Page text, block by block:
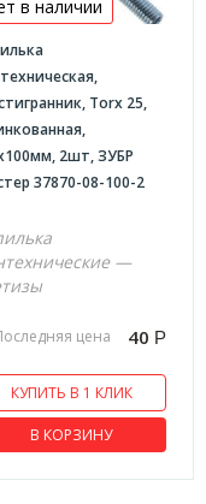
в наличии
Torx 25,
2шт, ЗУБР
37870-08-100-2
—
цена 40 Р
КУПИТЬ В 1 КЛИК
В КОРЗИНУ